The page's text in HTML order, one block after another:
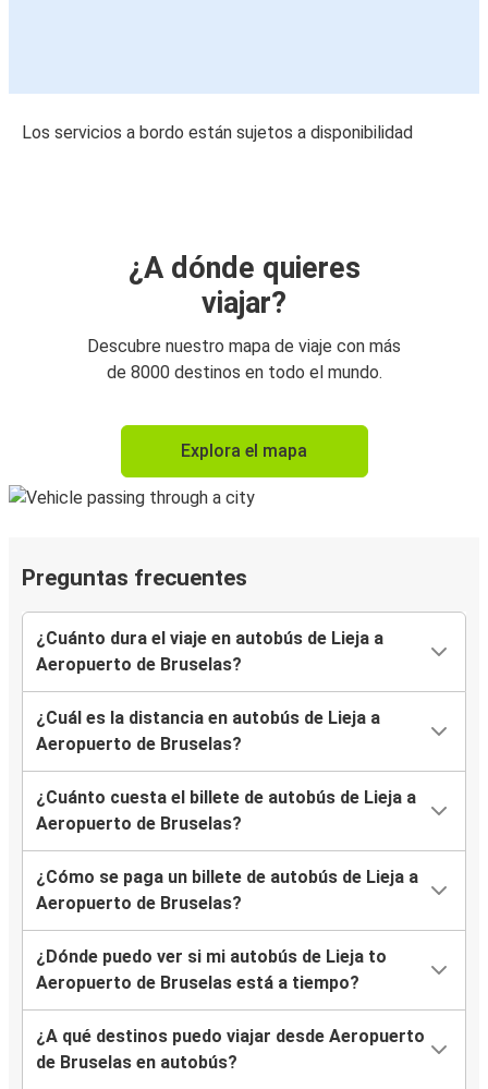
Los servicios a bordo están sujetos a disponibilidad
¿A dónde quieres
viajar?
Descubre nuestro mapa de viaje con más
de 8000 destinos en todo el mundo.
Explora el mapa
Preguntas frecuentes
¿Cuánto dura el viaje en autobús de Lieja a
Aeropuerto de Bruselas?
¿Cuál es la distancia en autobús de Lieja a
Aeropuerto de Bruselas?
¿Cuánto cuesta el billete de autobús de Lieja a
Aeropuerto de Bruselas?
¿Cómo se paga un billete de autobús de Lieja a
Aeropuerto de Bruselas?
¿Dónde puedo ver si mi autobús de Lieja to
Aeropuerto de Bruselas está a tiempo?
¿A qué destinos puedo viajar desde Aeropuerto
de Bruselas en autobús?